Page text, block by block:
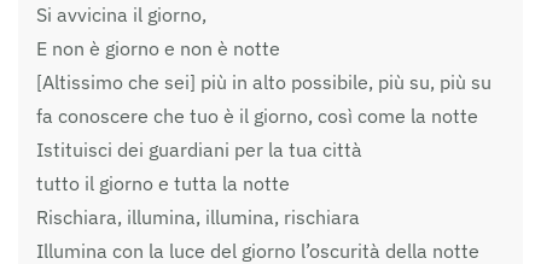
Si avvicina il giorno,
E non è giorno e non è notte
[Altissimo che sei] più in alto possibile, più su, più su
fa conoscere che tuo è il giorno, così come la notte
Istituisci dei guardiani per la tua città
tutto il giorno e tutta la notte
Rischiara, illumina, illumina, rischiara
Illumina con la luce del giorno l’oscurità della notte